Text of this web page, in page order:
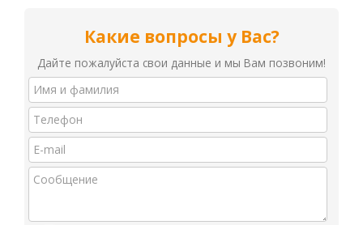
Какие вопросы у Вас?
Дайте пожалуйста свои данные и мы Вам позвоним!